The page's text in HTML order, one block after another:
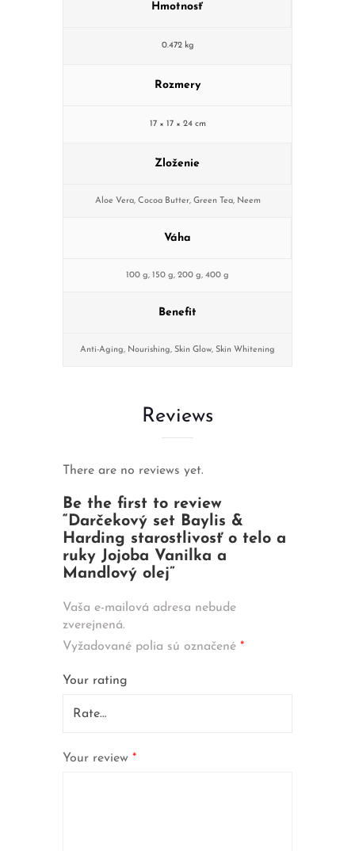
Hmotnosť
0.472 kg
Rozmery
17 × 17 × 24 cm
Zloženie
Aloe Vera, Cocoa Butter, Green Tea, Neem
Váha
100 g, 150 g, 200 g, 400 g
Benefit
Anti-Aging, Nourishing, Skin Glow, Skin Whitening
Reviews
There are no reviews yet.
Be the first to review
“Darčekový set Baylis &
Harding starostlivosť o telo a
ruky Jojoba Vanilka a
Mandlový olej”
Vaša e-mailová adresa nebude
zverejnená.
Vyžadované polia sú označené *
Your rating
Your review *